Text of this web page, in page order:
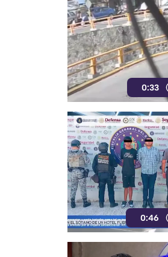
0:33
0:46